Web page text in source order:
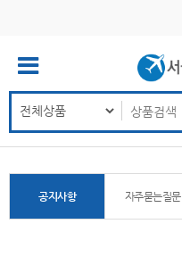
공지사항 자주묻는질문